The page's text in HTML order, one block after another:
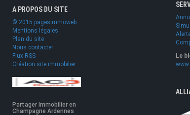
A PROPOS DU SITE
© 2015 pagesimmoweb
Mentions légales
Plan du site
Nous contacter
Flux RSS
Création site immobilier
Partager Immobilier en
Champagne Ardennes
Le